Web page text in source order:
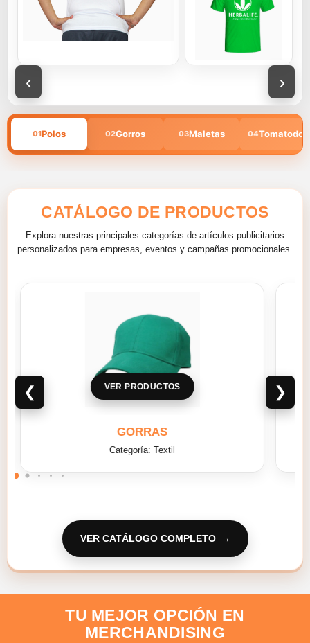
‹ ›
01Polos 02Gorros 03Maletas 04Tomatodos
CATÁLOGO DE PRODUCTOS
Explora nuestras principales categorías de artículos publicitarios
personalizados para empresas, eventos y campañas promocionales.
VER PRODUCTOS
MALETAS
Categoría: Textil
❮ ❯
VER CATÁLOGO COMPLETO
TU MEJOR OPCIÓN EN
MERCHANDISING